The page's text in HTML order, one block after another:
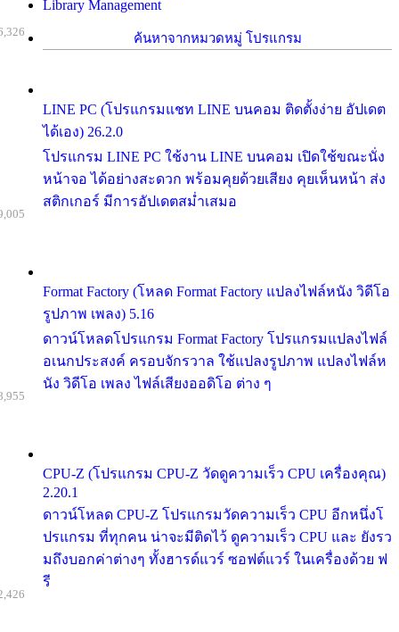
Library Management
ค้นหาจากหมวดหมู่ โปรแกรม
LINE PC (โปรแกรมแชท LINE บนคอม ติดตั้งง่าย อัปเดต
ได้เอง) 26.2.0
โปรแกรม LINE PC ใช้งาน LINE บนคอม เปิดใช้ขณะนั่ง
หน้าจอ ได้อย่างสะดวก พร้อมคุยด้วยเสียง คุยเห็นหน้า ส่ง
สติกเกอร์ มีการอัปเดตสม่ำเสมอ
Format Factory (โหลด Format Factory แปลงไฟล์หนัง วิดีโอ
รูปภาพ เพลง) 5.16
ดาวน์โหลดโปรแกรม Format Factory โปรแกรมแปลงไฟล์
อเนกประสงค์ ครอบจักรวาล ใช้แปลงรูปภาพ แปลงไฟล์ห
นัง วิดีโอ เพลง ไฟล์เสียงออดิโอ ต่าง ๆ
CPU-Z (โปรแกรม CPU-Z วัดดูความเร็ว CPU เครื่องคุณ)
2.20.1
ดาวน์โหลด CPU-Z โปรแกรมวัดความเร็ว CPU อีกหนึ่งโ
ปรแกรม ที่ทุกคน น่าจะมีติดไว้ ดูความเร็ว CPU และ ยังรว
มถึงบอกค่าต่างๆ ทั้งฮารด์แวร์ ซอฟต์แวร์ ในเครื่องด้วย ฟ
รี